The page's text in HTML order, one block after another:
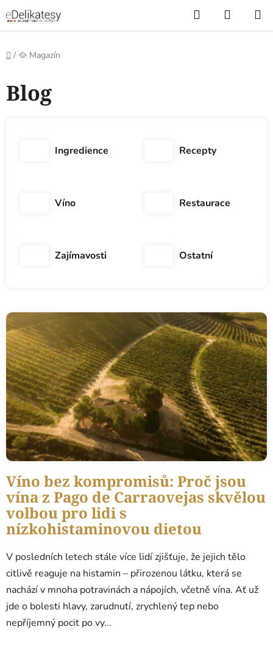
na
obsah
Hledat
KOŠÍK
Domů
/ 🥘 Magazín
Blog
Ingredience Recepty
Víno Restaurace
Zajímavosti Ostatní
V
ý
p
i
s
č
l
á
n
k
ů
Víno bez kompromisů: Proč jsou
vína z Pago de Carraovejas skvělou
volbou pro lidi s
nízkohistaminovou dietou
V posledních letech stále více lidí zjišťuje, že jejich tělo
citlivě reaguje na histamin – přirozenou látku, která se
nachází v mnoha potravinách a nápojích, včetně vína. Ať už
jde o bolesti hlavy, zarudnutí, zrychlený tep nebo
nepříjemný pocit po vy...